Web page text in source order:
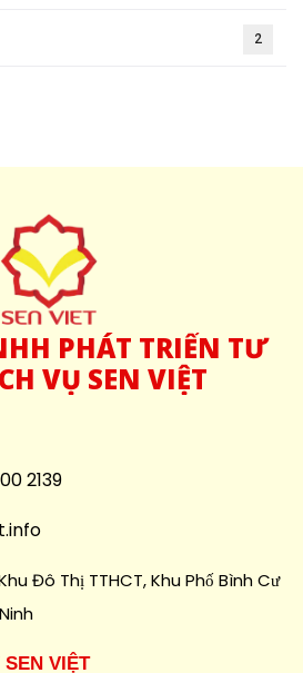
2
PHÁT TRIỂN TƯ
VỤ SEN VIỆT
2139
Đô Thị TTHCT, Khu Phố Bình Cư
SEN VIỆT